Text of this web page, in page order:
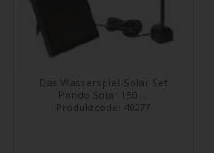
Das Wasserspiel-Solar Set
Pondo Solar 150 ...
Produktcode: 40277